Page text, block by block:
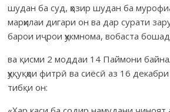
шудан ба суд, ҳозир шудан ба
марҳилаи дигари он ва дар сурати
барои иҷрои ҳукмнома, вобаста
ва қисми 2 моддаи 14 Паймони
ҳуқуқҳои фитрӣ ва сиёсӣ аз 16
тибқи он: